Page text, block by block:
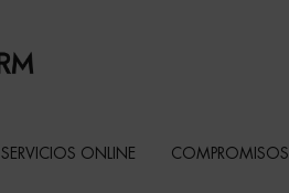
SERVICIOS ONLINE COMPROMISOS